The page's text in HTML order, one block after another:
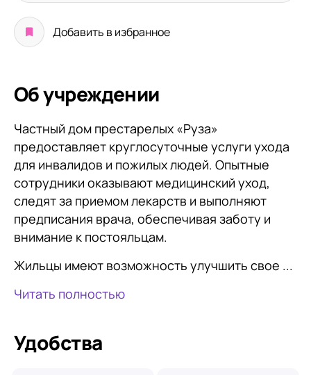
Добавить в избранное
Об учреждении
Частный дом престарелых «Руза»
предоставляет круглосуточные услуги ухода
для инвалидов и пожилых людей. Опытные
сотрудники оказывают медицинский уход,
следят за приемом лекарств и выполняют
предписания врача, обеспечивая заботу и
внимание к постояльцам.
Жильцы имеют возможность улучшить свое ...
Читать полностью
Удобства